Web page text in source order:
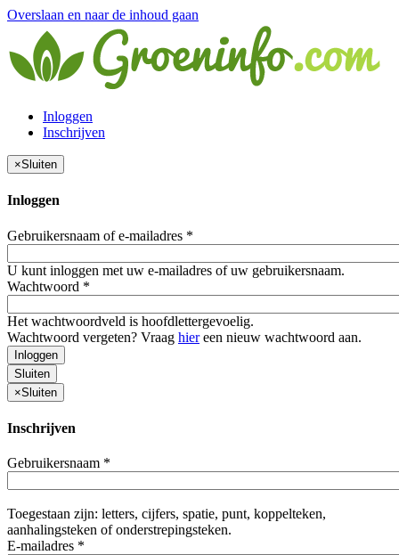
Overslaan en naar de inhoud gaan
Inloggen
Inschrijven
×Sluiten
Inloggen
Gebruikersnaam of e-mailadres *
U kunt inloggen met uw e-mailadres of uw gebruikersnaam.
Wachtwoord *
Het wachtwoordveld is hoofdlettergevoelig.
Wachtwoord vergeten? Vraag hiereen nieuw wachtwoord aan.
Inloggen
Sluiten
×Sluiten
Inschrijven
Gebruikersnaam *
Toegestaan zijn: letters, cijfers, spatie, punt, koppelteken,
aanhalingsteken of onderstrepingsteken.
E-mailadres *